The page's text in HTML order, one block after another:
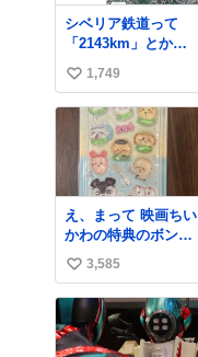
シベリア鉄道って
「2143km」とか
「2145km」みたい
に、モスクワからの
距離名そのままの駅
名があるんですね。
い
い
1,749
え、まって 映画ちい
かわの特典のボンボ
ンドロップシール も
うメルカリにでてる
やん #ちいかわ
い
い
ね
数
3,585